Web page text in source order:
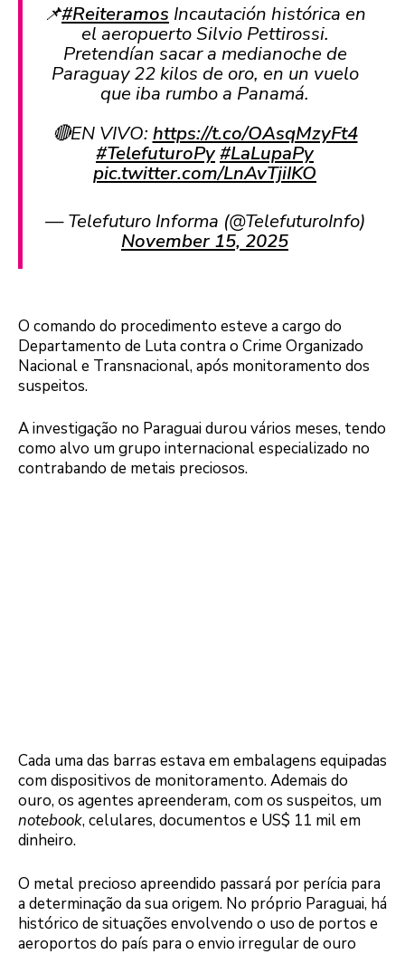
📌#Reiteramos Incautación histórica en
el aeropuerto Silvio Pettirossi.
Pretendían sacar a medianoche de
Paraguay 22 kilos de oro, en un vuelo
que iba rumbo a Panamá.
🔴EN VIVO: https://t.co/OAsqMzyFt4
#TelefuturoPy#LaLupaPy
pic.twitter.com/LnAvTjiIKO
— Telefuturo Informa (@TelefuturoInfo)
November 15, 2025
O comando do procedimento esteve a cargo do
Departamento de Luta contra o Crime Organizado
Nacional e Transnacional, após monitoramento dos
suspeitos.
A investigação no Paraguai durou vários meses, tendo
como alvo um grupo internacional especializado no
contrabando de metais preciosos.
Cada uma das barras estava em embalagens equipadas
com dispositivos de monitoramento. Ademais do
ouro, os agentes apreenderam, com os suspeitos, um
notebook, celulares, documentos e US$ 11 mil em
dinheiro.
O metal precioso apreendido passará por perícia para
a determinação da sua origem. No próprio Paraguai, há
histórico de situações envolvendo o uso de portos e
aeroportos do país para o envio irregular de ouro